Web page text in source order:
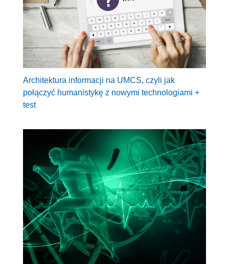
Architektura informacji na UMCS, czyli jak
połączyć humanistykę z nowymi technologiami +
test